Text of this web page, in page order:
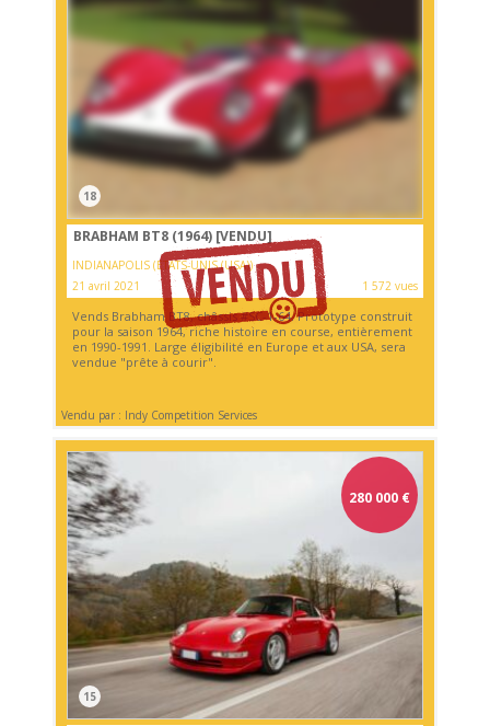
18
BRABHAM BT8 (1964) [VENDU]
INDIANAPOLIS (ETATS-UNIS (USA))
21 avril 2021
1 572 vues
Vends Brabham BT8, châssis #SC-1-64. Prototype construit
pour la saison 1964, riche histoire en course, entièrement
en 1990-1991. Large éligibilité en Europe et aux USA, sera
vendue "prête à courir".
Vendu par : Indy Competition Services
280 000€
15